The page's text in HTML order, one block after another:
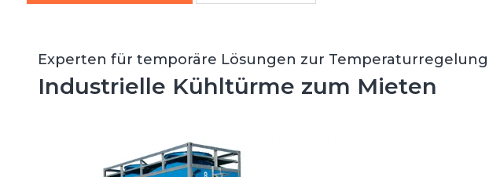
Experten für temporäre Lösungen zur Temperaturregelung
Industrielle Kühltürme zum Mieten